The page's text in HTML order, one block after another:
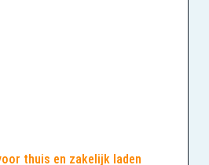
thuis en zakelijk laden